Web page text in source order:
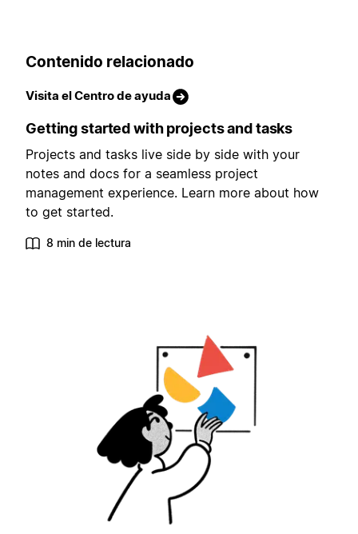
Contenido relacionado
Visita el Centro de ayuda
Getting started with projects and tasks
Projects and tasks live side by side with your
notes and docs for a seamless project
management experience. Learn more about how
to get started.
8 min de lectura